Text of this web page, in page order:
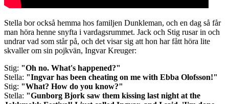
Stella bor också hemma hos familjen Dunkleman, och en dag så får
man höra henne snyfta i vardagsrummet. Jack och Stig rusar in och
undrar vad som står på, och det visar sig att hon har fått höra lite
skvaller om sin pojkvän, Ingvar Kreuger:
Stig: "Oh no. What's happened?"
Stella: "Ingvar has been cheating on me with Ebba Olofsson!"
Stig: "What? How do you know?"
Stella: "Gunborg Bjork saw them kissing last night at the